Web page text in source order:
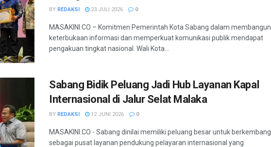
BY REDAKSI 23 JULI 2026 0
MASAKINI.CO – Komitmen Pemerintah Kota Sabang dalam membangun
keterbukaan informasi dan memperkuat komunikasi publik mendapat
pengakuan tingkat nasional. Wali Kota...
Sabang Bidik Peluang Jadi Hub Layanan Kapal
Internasional di Jalur Selat Malaka
BY REDAKSI 12 JUNI 2026 0
MASAKINI.CO - Sabang dinilai memiliki peluang besar untuk berkembang
sebagai pusat layanan pendukung pelayaran internasional yang